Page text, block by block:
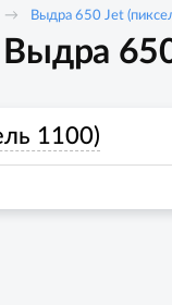
Выдра 650 Jet
1100)